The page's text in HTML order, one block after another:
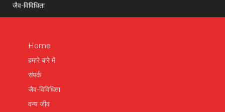
जैव-विविधिता
Home
हमारे बारे में
संपर्क
जैव-विविधिता
वन्य जीव